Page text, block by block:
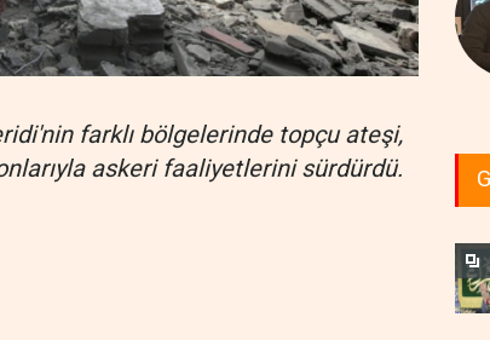
farklı bölgelerinde topçu ateşi,
askeri faaliyetlerini sürdürdü.